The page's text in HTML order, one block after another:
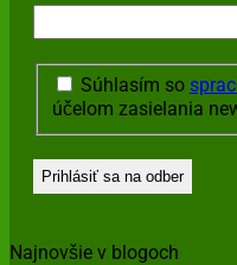
Súhlasím so
účelom zasielania
Najnovšie v blogoch